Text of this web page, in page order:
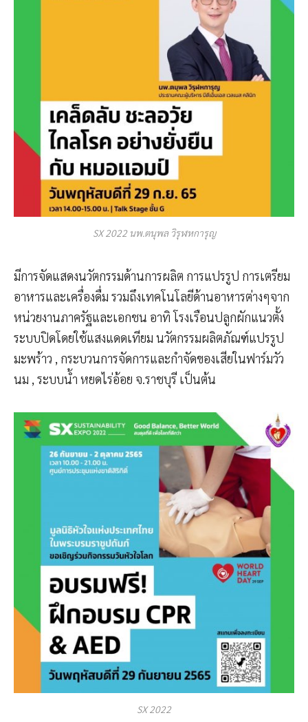
SX 2022 นพ.ตนุพล วิรุฬหการุญ
มีการจัดแสดงนวัตกรรมด้านการผลิต การแปรรูป การเตรียม
อาหารและเครื่องดื่ม รวมถึงเทคโนโลยีด้านอาหารต่างๆจาก
หน่วยงานภาครัฐและเอกชน อาทิ โรงเรือนปลูกผักแนวตั้ง
ระบบปิดโดยใช้แสงแดดเทียม นวัตกรรมผลิตภัณฑ์แปรรูป
มะพร้าว , กระบวนการจัดการและกำจัดของเสียในฟาร์มวัว
นม , ระบบน้ำ หยดไร่อ้อย จ.ราชบุรี เป็นต้น
SX 2022